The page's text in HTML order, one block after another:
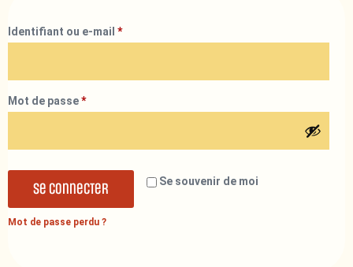
Identifiant ou e-mail *
Mot de passe*
Se souvenir de moi
Se connecter
Mot de passe perdu ?